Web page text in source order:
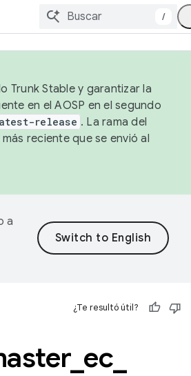
/
Trunk Stable y garantizar la
en el AOSP en el segundo
release . La rama del
reciente que se envió al
a
¿Te resultó útil?
_ ec